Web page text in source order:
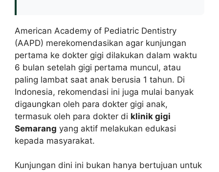
American Academy of Pediatric Dentistry
(AAPD) merekomendasikan agar kunjungan
pertama ke dokter gigi dilakukan dalam waktu
6 bulan setelah gigi pertama muncul, atau
paling lambat saat anak berusia 1 tahun. Di
Indonesia, rekomendasi ini juga mulai banyak
digaungkan oleh para dokter gigi anak,
termasuk oleh para dokter di klinik gigi
Semarang yang aktif melakukan edukasi
kepada masyarakat.
Kunjungan dini ini bukan hanya bertujuan untuk